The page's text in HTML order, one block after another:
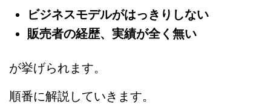
ビジネスモデルがはっきりしない
販売者の経歴、実績が全く無い
が挙げられます。
順番に解説していきます。